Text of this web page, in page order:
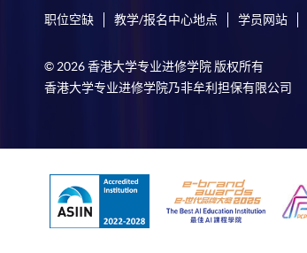
职位空缺 教学/报名中心地点 学员网站
© 2026 香港大学专业进修学院 版权所有
香港大学专业进修学院乃非牟利担保有限公司